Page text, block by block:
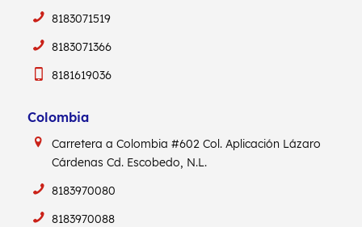
8183071519
8183071366
8181619036
Colombia
Carretera a Colombia #602Col. Aplicación Lázaro
CárdenasCd. Escobedo, N.L.
8183970080
8183970088